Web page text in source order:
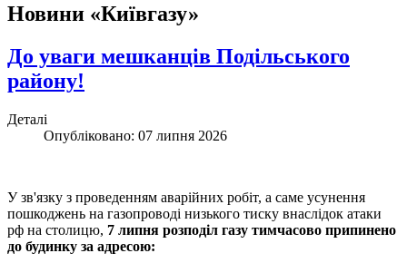
Новини «Київгазу»
До уваги мешканців Подільського
району!
Деталі
Опубліковано: 07 липня 2026
У зв'язку з проведенням аварійних робіт, а саме усунення
пошкоджень на газопроводі низького тиску внаслідок атаки
рф на столицю, 7 липня розподіл газу тимчасово припинено
до будинку за адресою: